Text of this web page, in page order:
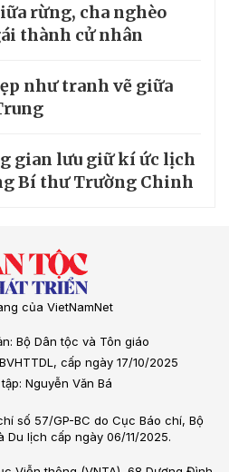
rừng, cha nghèo
thành cử nhân
như tranh vẽ giữa
gian lưu giữ kí ức lịch
Bí thư Trường Chinh
của VietNamNet
Bộ Dân tộc và Tôn giáo
cấp ngày 17/10/2025
Nguyễn Văn Bá
số 57/GP-BC do Cục Báo chí, Bộ
Du lịch cấp ngày 06/11/2025.